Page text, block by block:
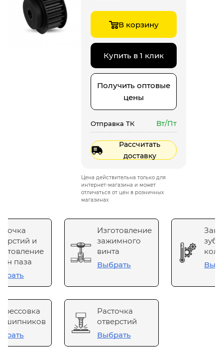
В корзину
Купить в 1 клик
Получить оптовые
цены
Отправка ТК Вт/Пт
Рассчитать
доставку
Цена действительна только для
интернет-магазина и может
отличаться от цен в розничных
магазинах
и
паза
Изготовление
зажимного
винта
Выбрать
Расточка
отверстий
Выбрать